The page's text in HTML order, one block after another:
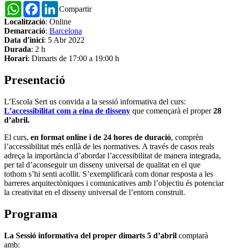
Compartir
WhatsAppFacebookLinkedIn
Localització: Online
Demarcació: Barcelona
Data d'inici: 5 Abr 2022
Durada: 2 h
Horari: Dimarts de 17:00 a 19:00 h
Presentació
L’Escola Sert us convida a la sessió informativa del curs:
L’accessibilitat com a eina de disseny que començarà el proper28
d’abril.
El curs, en format online i de 24 hores de duració, comprèn
l’accessibilitat més enllà de les normatives. A través de casos reals
adreça la importància d’abordar l’accessibilitat de manera integrada,
per tal d’aconseguir un disseny universal de qualitat en el que
tothom s’hi senti acollit. S’exemplificarà com donar resposta a les
barreres arquitectòniques i comunicatives amb l’objectiu és potenciar
la creativitat en el disseny universal de l’entorn construït.
Programa
La Sessió informativa del proper dimarts 5 d’abril comptarà
amb: